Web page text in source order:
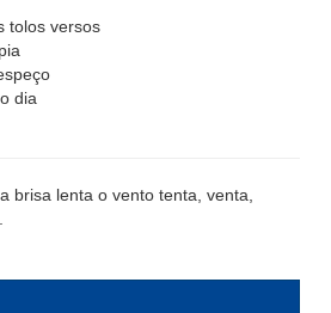
tolos versos
dia
brisa lenta o vento tenta, venta,